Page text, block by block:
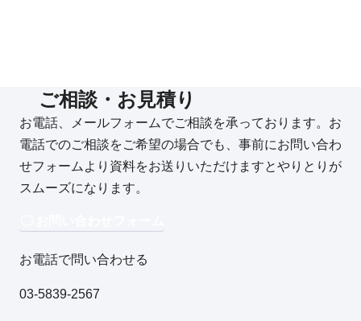
ご相談・お見積り
お電話、メールフォームでご相談を承っております。お
電話でのご相談をご希望の場合でも、事前にお問い合わ
せフォームより資料をお送りいただけますとやりとりが
スムーズになります。
お電話で問い合わせる
03-5839-2567